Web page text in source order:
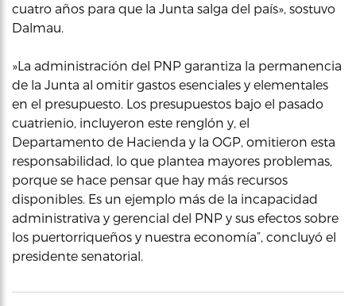
cuatro años para que la Junta salga del país», sostuvo
Dalmau.
»La administración del PNP garantiza la permanencia
de la Junta al omitir gastos esenciales y elementales
en el presupuesto. Los presupuestos bajo el pasado
cuatrienio, incluyeron este renglón y, el
Departamento de Hacienda y la OGP, omitieron esta
responsabilidad, lo que plantea mayores problemas,
porque se hace pensar que hay más recursos
disponibles. Es un ejemplo más de la incapacidad
administrativa y gerencial del PNP y sus efectos sobre
los puertorriqueños y nuestra economía”, concluyó el
presidente senatorial.